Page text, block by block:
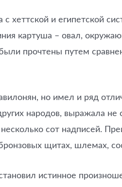
хеттской и египетской
картуша – овал,
прочтены путем
но имел и ряд
народов, выражала
сот надписей.
щитах, шлемах,
истинное